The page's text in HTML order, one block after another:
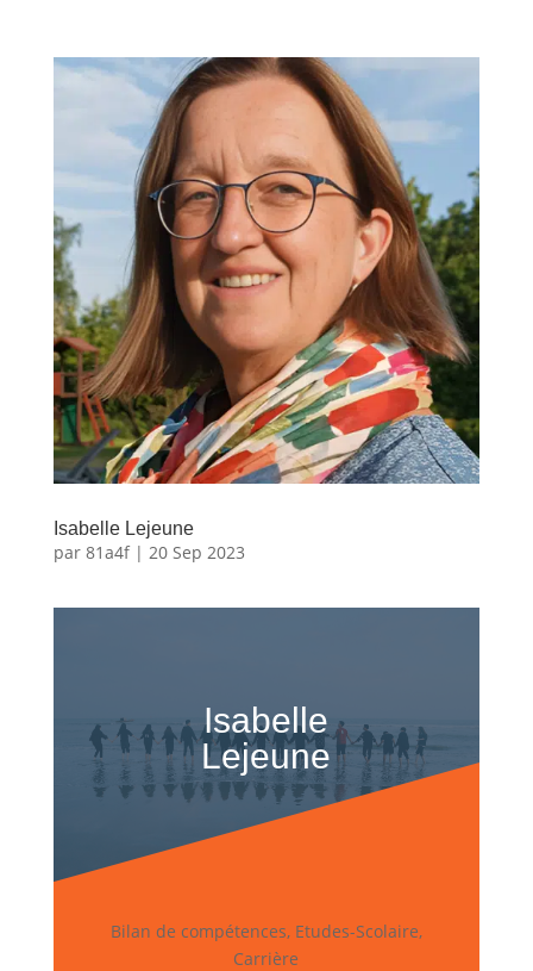
Isabelle Lejeune
par 81a4f| 20 Sep 2023
Isabelle
Lejeune
Bilan de compétences, Etudes-Scolaire,
Carrière